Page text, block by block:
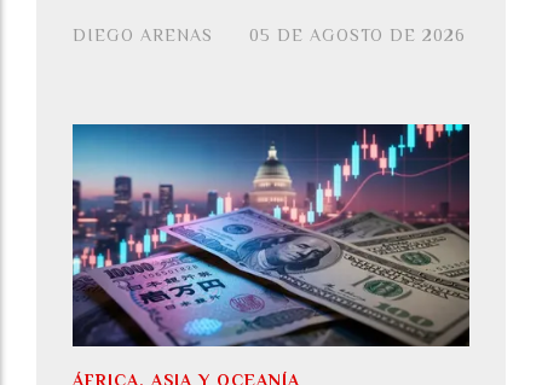
DIEGO ARENAS 05 DE AGOSTO DE 2026
ÁFRICA, ASIA Y OCEANÍA